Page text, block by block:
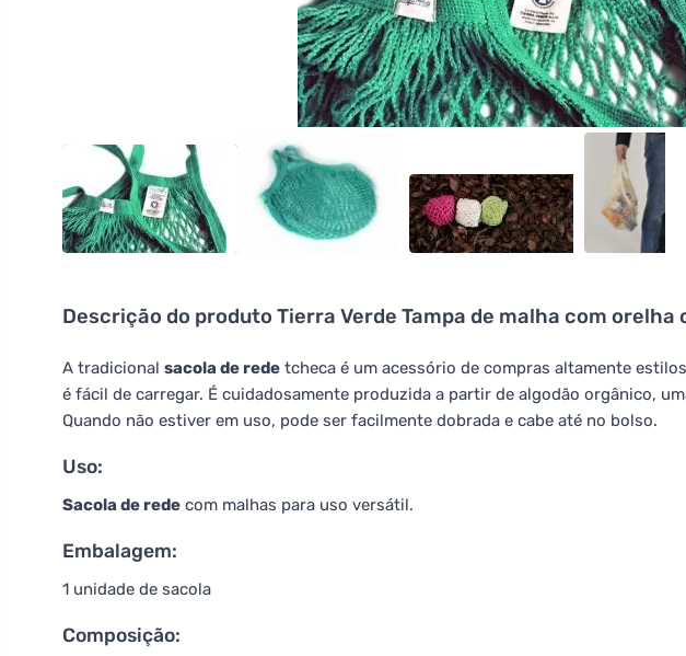
Descrição do produto Tierra Verde Tampa de malha com
A tradicional sacola de rede tcheca é um acessório de compras altamente
é fácil de carregar. É cuidadosamente produzida a partir de algodão orgânico,
Quando não estiver em uso, pode ser facilmente dobrada e cabe até no bolso.
Uso:
Sacola de rede com malhas para uso versátil.
Embalagem:
1 unidade de sacola
Composição: